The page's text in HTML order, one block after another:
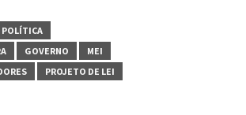
POLÍTICA
GOVERNO
MEI
PROJETO DE LEI